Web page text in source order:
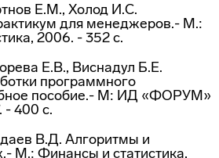
Е.М., Холод И.С.
для менеджеров.- М.:
2006. - 352 c.
Е.В., Виснадул Б.Е.
программного
пособие.- М: ИД «ФОРУМ»
400 с.
В.Д. Алгоритмы и
М.: Финансы и статистика,